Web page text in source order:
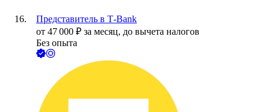
Представитель в Т-Bank
от 47 000 ₽ за месяц, до вычета налогов
Без опыта